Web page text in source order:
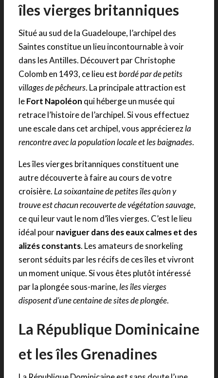
îles vierges britanniques
Situé au sud de la Guadeloupe, l’archipel des
Saintes constitue un lieu incontournable à voir
dans les Antilles. Découvert par Christophe
Colomb en 1493, ce lieu estbordé par de petits
villages de pêcheurs. La principale attraction est
leFort Napoléon qui héberge un musée qui
retrace l’histoire de l’archipel. Si vous effectuez
une escale dans cet archipel, vous apprécierezla
rencontre avec la population locale et les baignades.
Les îles vierges britanniques constituent une
autre découverte à faire au cours de votre
croisière.La soixantaine de petites îles qu’on y
trouve est chacun recouverte de végétation sauvage,
ce qui leur vaut le nom d’îles vierges. C’est le lieu
idéal pournaviguer dans des eaux calmes et des
alizés constants. Les amateurs de snorkeling
seront séduits par les récifs de ces îles et vivront
un moment unique. Si vous êtes plutôt intéressé
par la plongée sous-marine,les îles vierges
disposent d’une centaine de sites de plongée.
La République Dominicaine
et les îles Grenadines